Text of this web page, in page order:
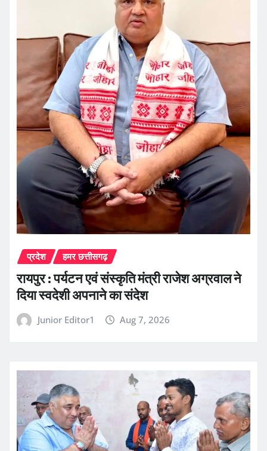
प्रदेश हमर छत्तीसगढ़
रायपुर : पर्यटन एवं संस्कृति मंत्री राजेश अग्रवाल ने
दिया स्वदेशी अपनाने का संदेश
Junior Editor1 Aug 7, 2026